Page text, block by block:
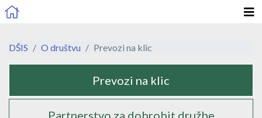
DŠIS O društvu
Prevozi na klic
Prevozi na klic
Partnerstvo za dobrobit družbe